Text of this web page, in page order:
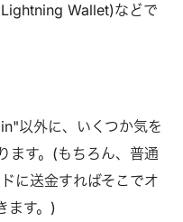
Wallet)などで
以外に、いくつか気を
ます。(もちろん、普通
に送金すればそこでオ
ます。)